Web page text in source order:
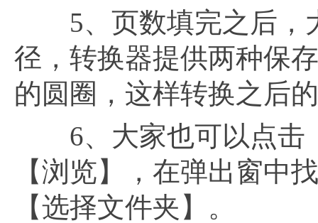
5、页数填完之后，
径，转换器提供两种保
的圆圈，这样转换之后
6、大家也可以点击
【浏览】，在弹出窗中
【选择文件夹】。